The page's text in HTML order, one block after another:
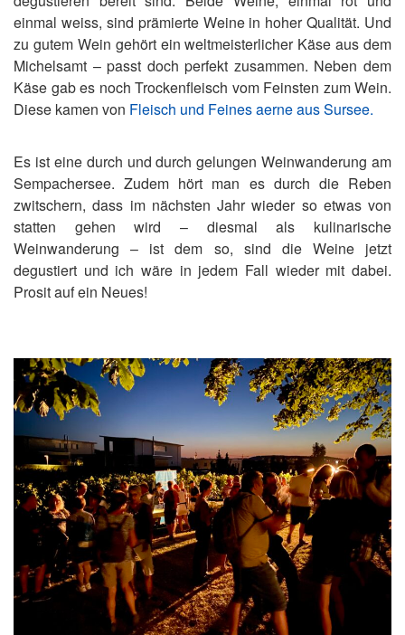
einmal weiss, sind prämierte Weine in hoher Qualität. Und
zu gutem Wein gehört ein weltmeisterlicher Käse aus dem
Michelsamt – passt doch perfekt zusammen. Neben dem
Käse gab es noch Trockenfleisch vom Feinsten zum Wein.
Diese kamen von Fleisch und Feines aerne aus Sursee.
Es ist eine durch und durch gelungen Weinwanderung am
Sempachersee. Zudem hört man es durch die Reben
zwitschern, dass im nächsten Jahr wieder so etwas von
statten gehen wird – diesmal als kulinarische
Weinwanderung – ist dem so, sind die Weine jetzt
degustiert und ich wäre in jedem Fall wieder mit dabei.
Prosit auf ein Neues!